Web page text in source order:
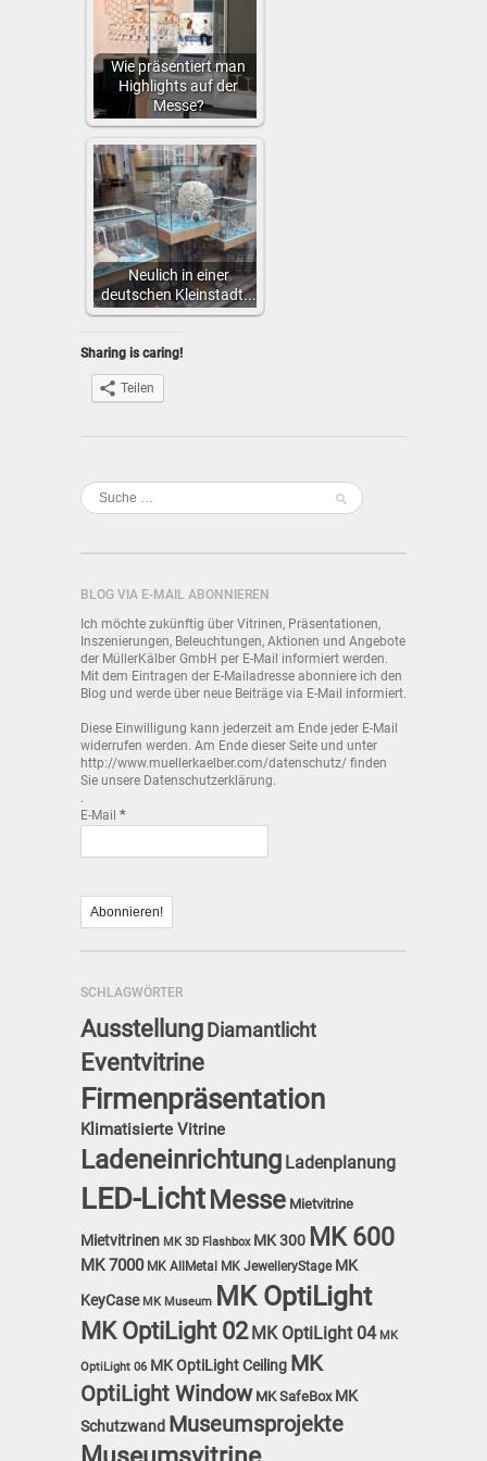
Wie präsentiert man
Highlights auf der
Messe?
Neulich in einer
deutschen Kleinstadt...
Sharing is caring!
Teilen
BLOG VIA E-MAIL ABONNIEREN
Ich möchte zukünftig über Vitrinen, Präsentationen,
Inszenierungen, Beleuchtungen, Aktionen und Angebote
der MüllerKälber GmbH per E-Mail informiert werden.
Mit dem Eintragen der E-Mailadresse abonniere ich den
Blog und werde über neue Beiträge via E-Mail informiert.
Diese Einwilligung kann jederzeit am Ende jeder E-Mail
widerrufen werden. Am Ende dieser Seite und unter
http://www.muellerkaelber.com/datenschutz/ finden
Sie unsere Datenschutzerklärung.
.
E-Mail *
SCHLAGWÖRTER
AusstellungDiamantlicht
Eventvitrine
Firmenpräsentation
Klimatisierte Vitrine
Ladeneinrichtung Ladenplanung
LED-LichtMesse Mietvitrine
Mietvitrinen MK 3D Flashbox MK 300 MK 600
MK 7000 MK AllMetal MK JewelleryStage MK
KeyCase MK Museum MK OptiLight
MK OptiLight 02 MK OptiLight 04 MK
OptiLight 06 MK OptiLight Ceiling MK
OptiLight Window MK SafeBox MK
Schutzwand Museumsprojekte